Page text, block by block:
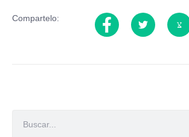
Compartelo: